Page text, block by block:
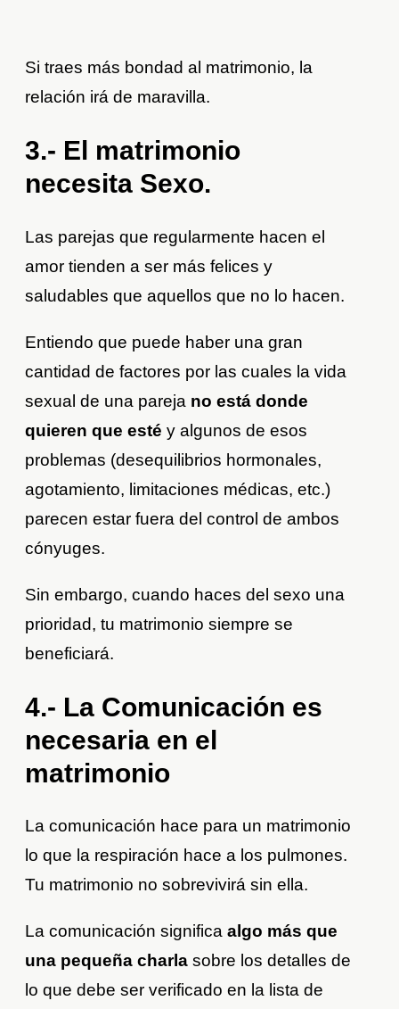
Si traes más bondad al matrimonio, la
relación irá de maravilla.
3.- El matrimonio
necesita Sexo.
Las parejas que regularmente hacen el
amor tienden a ser más felices y
saludables que aquellos que no lo hacen.
Entiendo que puede haber una gran
cantidad de factores por las cuales la vida
sexual de una pareja no está donde
quieren que esté y algunos de esos
problemas (desequilibrios hormonales,
agotamiento, limitaciones médicas, etc.)
parecen estar fuera del control de ambos
cónyuges.
Sin embargo, cuando haces del sexo una
prioridad, tu matrimonio siempre se
beneficiará.
4.- La Comunicación es
necesaria en el
matrimonio
La comunicación hace para un matrimonio
lo que la respiración hace a los pulmones.
Tu matrimonio no sobrevivirá sin ella.
La comunicación significaalgo más que
una pequeña charla sobre los detalles de
lo que debe ser verificado en la lista de